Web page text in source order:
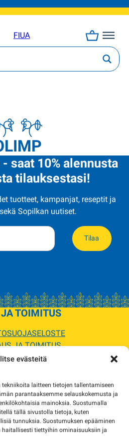
evästeitä
laitteen tietojen tallentamiseen
parantaaksemme selauskokemusta ja
mainoksia. Suostumalla
tällä sivustolla tietoja, kuten
tunnuksia. Suostumuksen epääminen
tiettyihin ominaisuuksiin ja
FIUA
saat 10% alennusta
tilauksestasi!
tuotteet, kampanjat, reseptit ja
Sopilkan uutiset.
Tilaa
TOIMITUS
JA TOIMITUS